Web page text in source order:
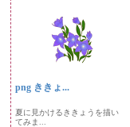
png ききょ...
夏に見かけるききょうを描い
てみま...